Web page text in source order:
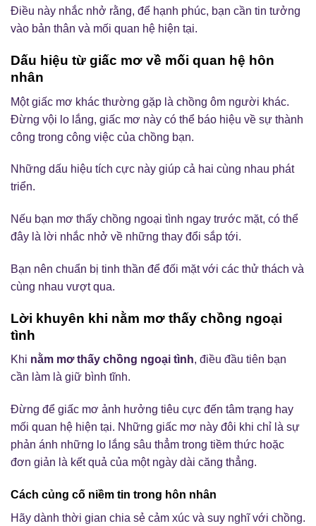
Điều này nhắc nhở rằng, để hạnh phúc, bạn cần tin tưởng
vào bản thân và mối quan hệ hiện tại.
Dấu hiệu từ giấc mơ về mối quan hệ hôn
nhân
Một giấc mơ khác thường gặp là chồng ôm người khác.
Đừng vội lo lắng, giấc mơ này có thể báo hiệu về sự thành
công trong công việc của chồng bạn.
Những dấu hiệu tích cực này giúp cả hai cùng nhau phát
triển.
Nếu bạn mơ thấy chồng ngoại tình ngay trước mặt, có thể
đây là lời nhắc nhở về những thay đổi sắp tới.
Bạn nên chuẩn bị tinh thần để đối mặt với các thử thách và
cùng nhau vượt qua.
Lời khuyên khi nằm mơ thấy chồng ngoại
tình
Khi nằm mơ thấy chồng ngoại tình, điều đầu tiên bạn
cần làm là giữ bình tĩnh.
Đừng để giấc mơ ảnh hưởng tiêu cực đến tâm trạng hay
mối quan hệ hiện tại. Những giấc mơ này đôi khi chỉ là sự
phản ánh những lo lắng sâu thẳm trong tiềm thức hoặc
đơn giản là kết quả của một ngày dài căng thẳng.
Cách củng cố niềm tin trong hôn nhân
Hãy dành thời gian chia sẻ cảm xúc và suy nghĩ với chồng.